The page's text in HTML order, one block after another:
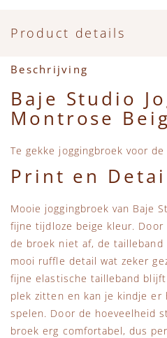
Zwemkleding
Feestkleding
Beren, Speendoekjes en
Verzorgingsproducten
Beren
Mini Rodini
+1 in the family
New Balance
Piupiuchick
Sproet & Sprout
Tiny Cottons
Product details
Beschrijving
Baje Studio
Montrose
Te gekke joggingbroek voor
Print en
Mooie joggingbroek van Baje
fijne tijdloze beige kleur.
de broek niet af, de
mooi ruffle detail wat zeker
fijne elastische tailleband
plek zitten en kan je kindje er
spelen. Door de hoeveelheid
broek erg comfortabel, dus